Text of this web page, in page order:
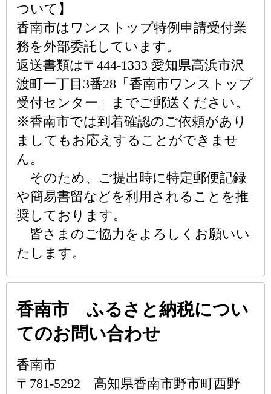
ついて】
香南市はワンストップ特例申請受付業
務を外部委託しています。
返送書類は〒444-1333 愛知県高浜市沢
渡町一丁目3番28「香南市ワンストップ
受付センター」までご郵送ください。
※香南市では到着確認のご依頼があり
ましてもお応えすることができませ
ん。
そのため、ご提出時に特定郵便記録
や簡易書留などを利用されることを推
奨しております。
皆さまのご協力をよろしくお願いい
たします。
香南市 ふるさと納税につい
てのお問い合わせ
香南市
〒781-5292 高知県香南市野市町西野